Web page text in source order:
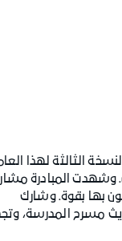
الثالثة لهذا
الراشدية الخاصة في عجمان. وشهدت المبادرة
بها بقوة. وشارك
مسرح المدرسة،